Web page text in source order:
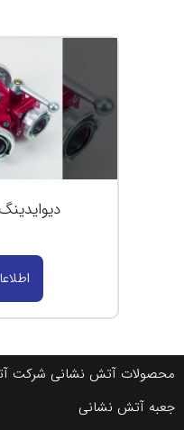
محصولات آتش نشانی شرکت
جعبه آتش نشانی